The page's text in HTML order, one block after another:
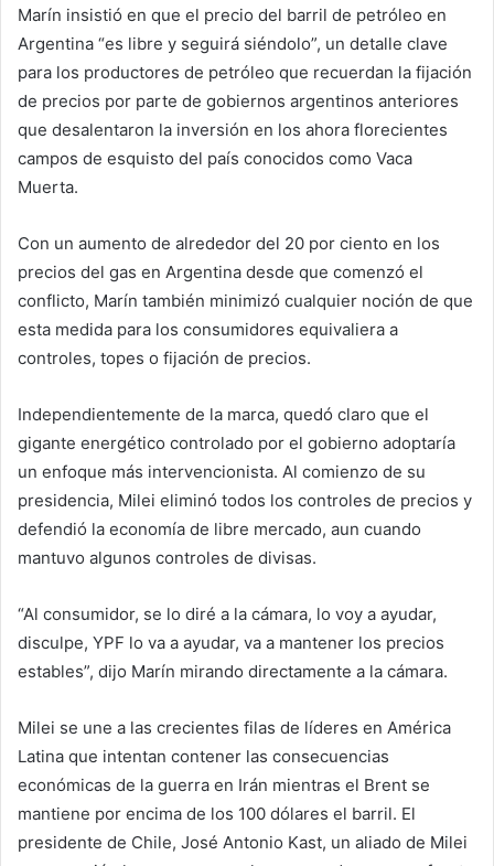
Marín insistió en que el precio del barril de petróleo en
Argentina “es libre y seguirá siéndolo”, un detalle clave
para los productores de petróleo que recuerdan la fijación
de precios por parte de gobiernos argentinos anteriores
que desalentaron la inversión en los ahora florecientes
campos de esquisto del país conocidos como Vaca
Muerta.
Con un aumento de alrededor del 20 por ciento en los
precios del gas en Argentina desde que comenzó el
conflicto, Marín también minimizó cualquier noción de que
esta medida para los consumidores equivaliera a
controles, topes o fijación de precios.
Independientemente de la marca, quedó claro que el
gigante energético controlado por el gobierno adoptaría
un enfoque más intervencionista. Al comienzo de su
presidencia, Milei eliminó todos los controles de precios y
defendió la economía de libre mercado, aun cuando
mantuvo algunos controles de divisas.
“Al consumidor, se lo diré a la cámara, lo voy a ayudar,
disculpe, YPF lo va a ayudar, va a mantener los precios
estables”, dijo Marín mirando directamente a la cámara.
Milei se une a las crecientes filas de líderes en América
Latina que intentan contener las consecuencias
económicas de la guerra en Irán mientras el Brent se
mantiene por encima de los 100 dólares el barril. El
presidente de Chile, José Antonio Kast, un aliado de Milei